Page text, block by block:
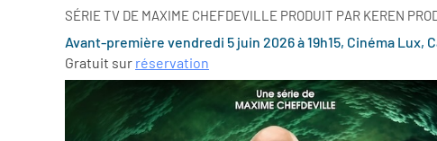
SÉRIE TV DE MAXIME CHEFDEVILLE PRODUIT PAR KEREN
Avant-première vendredi 5 juin 2026 à 19h15, Cinéma Lux,
Gratuit sur réservation